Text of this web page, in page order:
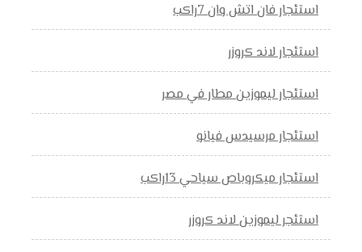
استئجار فان اتش وان 7راكب
استئجار لاند كروزر
استئجار ليموزين مطار في مصر
استئجار مرسيدس فيانو
استئجار ميكروباص سياحي 13راكب
استئجر ليموزين لاند كروزر